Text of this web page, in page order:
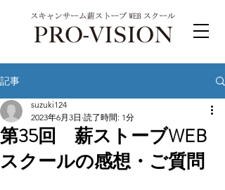
記事
第35回 薪ストーブWEB
スクールの感想・ご質問
suzuki124
2023年6月3日 読了時間: 1分